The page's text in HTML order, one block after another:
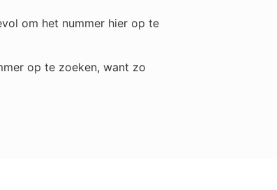
om het nummer hier op te
op te zoeken, want zo